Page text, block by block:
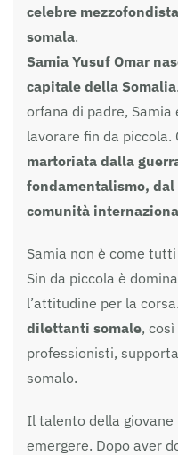
celebre
somala.
Samia Yusuf Omar
capitale della Somalia
orfana di padre,
lavorare fin da piccola.
martoriata dalla
fondamentalismo,
comunità
Samia non è come
Sin da piccola è
l’attitudine per la corsa.
dilettanti somale,
professionisti,
somalo.
Il talento della
emergere. Dopo aver